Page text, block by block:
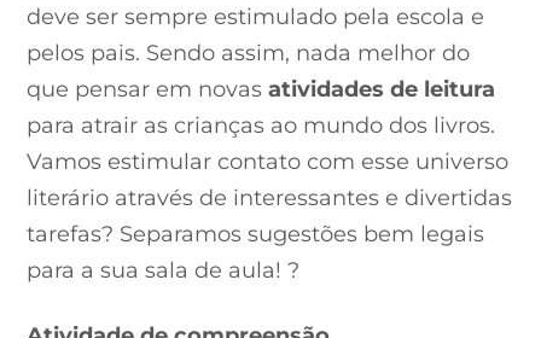
deve ser sempre estimulado pela escola e
pelos pais. Sendo assim, nada melhor do
que pensar em novasatividades de leitura
para atrair as crianças ao mundo dos livros.
Vamos estimular contato com esse universo
literário através de interessantes e divertidas
tarefas? Separamos sugestões bem legais
para a sua sala de aula! ?